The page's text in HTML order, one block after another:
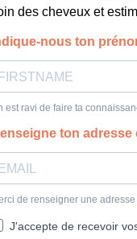
des cheveux et
nous ton
est ravi de faire ta
ton
de renseigner une
J'accepte de recevoir